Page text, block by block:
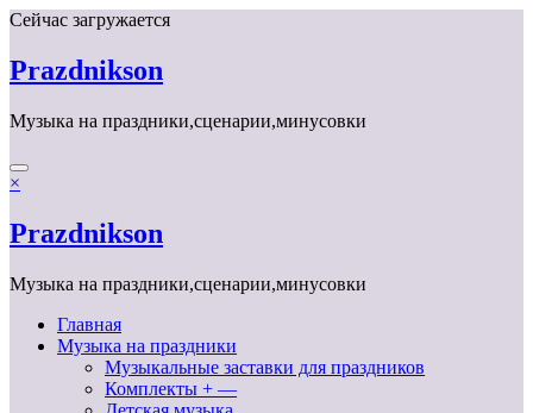
Перейти
содержимому
Сейчас загружается
Prazdnikson
Музыка на праздники,сценарии,минусовки
×
Prazdnikson
Музыка на праздники,сценарии,минусовки
Главная
Музыка на праздники
Музыкальные заставки для праздников
Комплекты + —